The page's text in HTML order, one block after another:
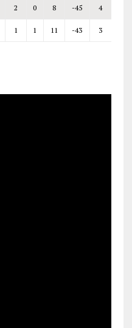
2 0 8 -45 4
1 1 11 -43 3